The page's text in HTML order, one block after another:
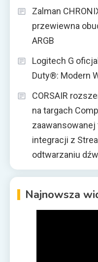
Zalman
przewiewna
ARGB
Logitech G
Duty®: Modern
CORSAIR
na targach
integracji z
odtwarzaniu
Najnowsza